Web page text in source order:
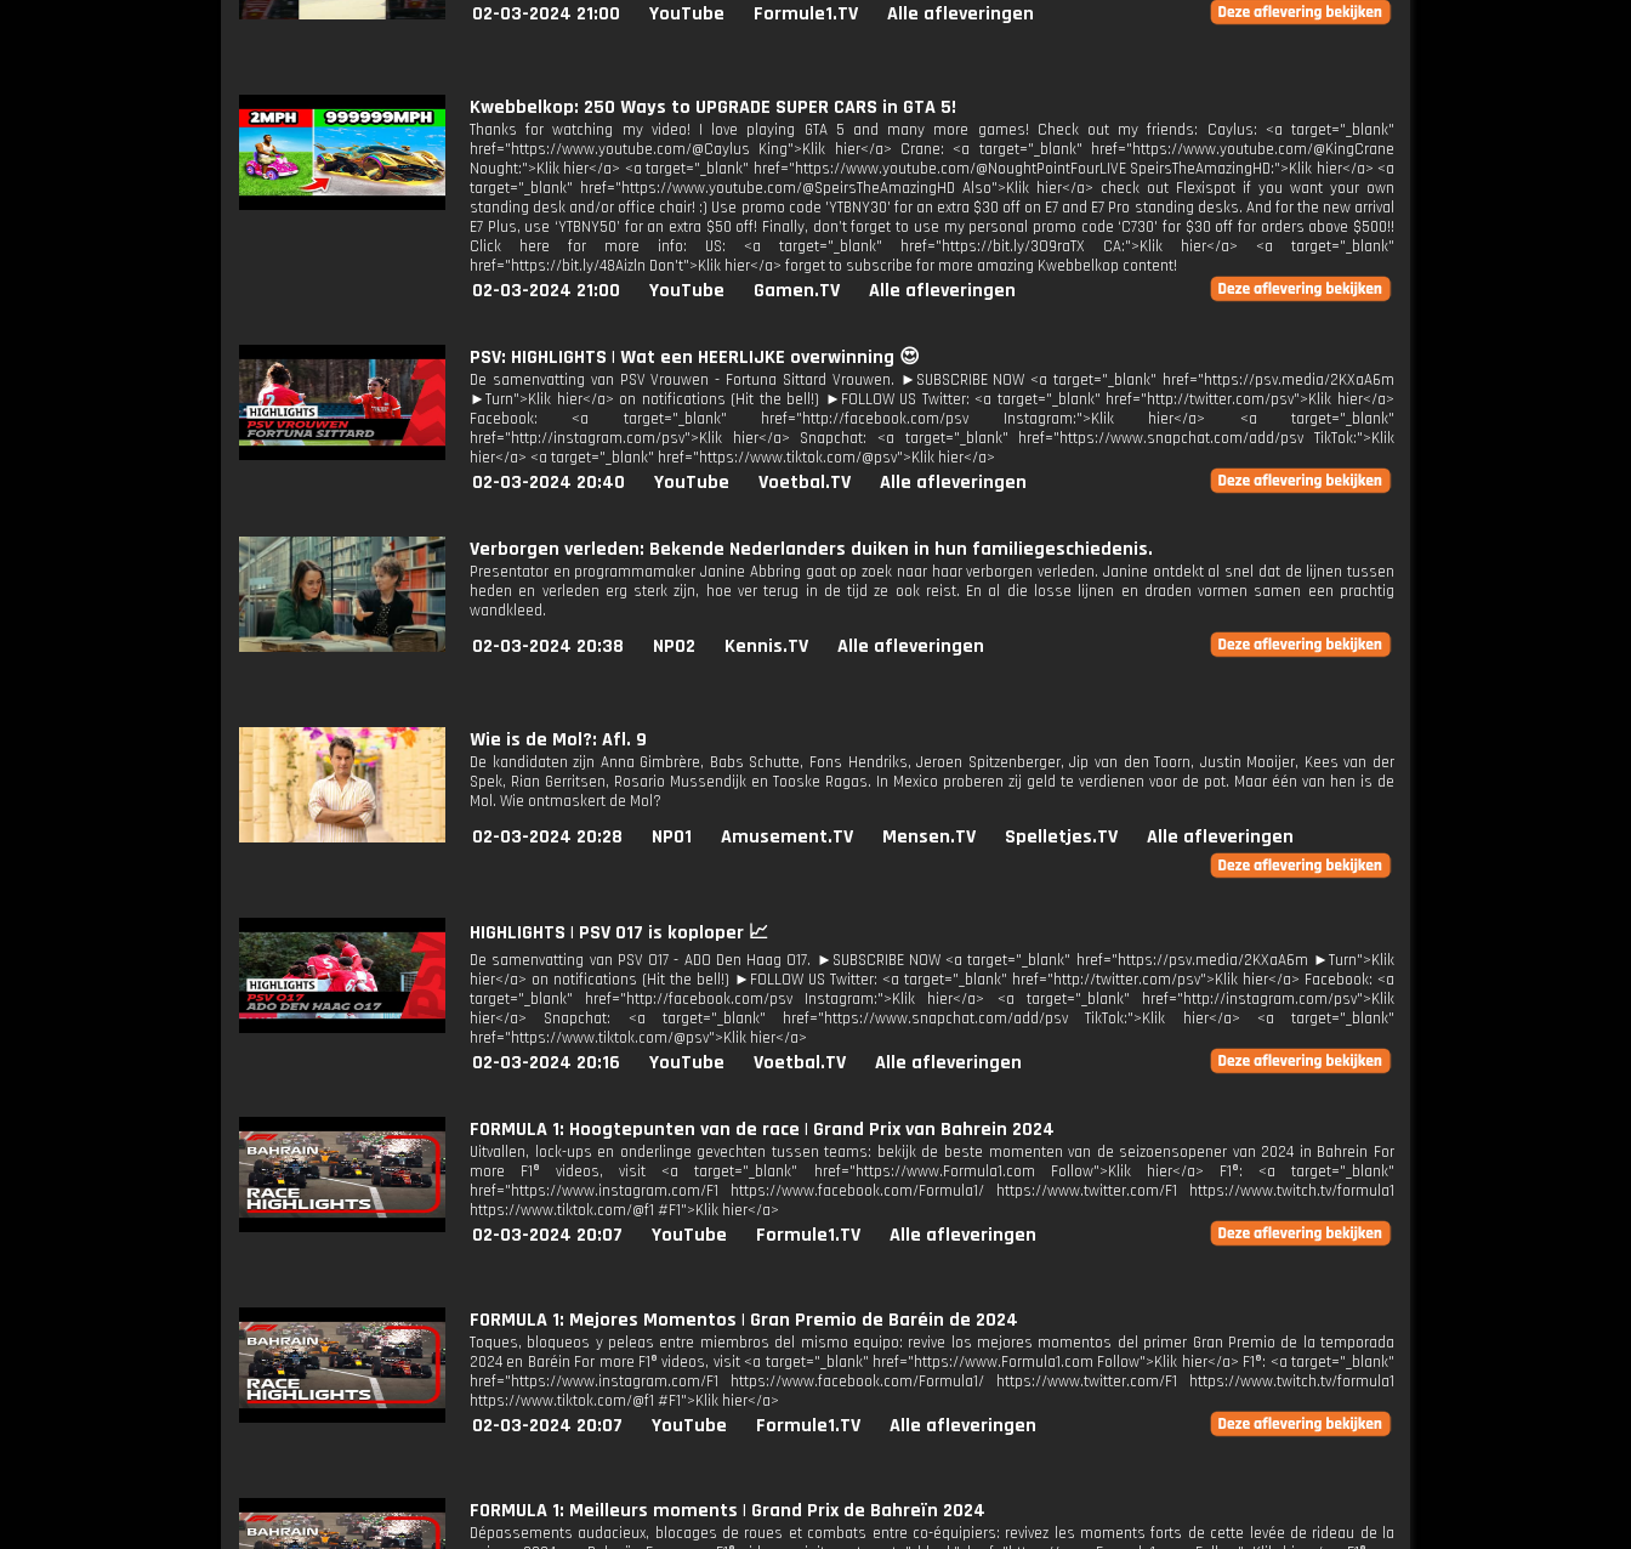
02-03-2024 21:00 YouTube Formule1.TV Alle afleveringen
Kwebbelkop: 250 Ways to UPGRADE SUPER CARS in GTA 5!
Thanks for watching my video! I love playing GTA 5 and many more games! Check out my friends: Caylus: <a target="_blank"
href="https://www.youtube.com/@Caylus King">Klik hier</a> Crane: <a target="_blank" href="https://www.youtube.com/@KingCrane
Nought:">Klik hier</a> <a target="_blank" href="https://www.youtube.com/@NoughtPointFourLIVE SpeirsTheAmazingHD:">Klik hier</a> <a
target="_blank" href="https://www.youtube.com/@SpeirsTheAmazingHD Also">Klik hier</a> check out Flexispot if you want your own
standing desk and/or office chair! :) Use promo code 'YTBNY30' for an extra $30 off on E7 and E7 Pro standing desks. And for the new arrival
E7 Plus, use ‘YTBNY50’ for an extra $50 off! Finally, don’t forget to use my personal promo code ‘C730' for $30 off for orders above $500!!
Click here for more info: US: <a target="_blank" href="https://bit.ly/3O9raTX CA:">Klik hier</a> <a target="_blank"
href="https://bit.ly/48Aizln Don't">Klik hier</a> forget to subscribe for more amazing Kwebbelkop content!
02-03-2024 21:00 YouTube Gamen.TV Alle afleveringen
PSV: HIGHLIGHTS | Wat een HEERLIJKE overwinning 😍
De samenvatting van PSV Vrouwen - Fortuna Sittard Vrouwen. ►SUBSCRIBE NOW <a target="_blank" href="https://psv.media/2KXaA6m
►Turn">Klik hier</a> on notifications (Hit the bell!) ►FOLLOW US Twitter: <a target="_blank" href="http://twitter.com/psv">Klik hier</a>
Facebook: <a target="_blank" href="http://facebook.com/psv Instagram:">Klik hier</a> <a target="_blank"
href="http://instagram.com/psv">Klik hier</a> Snapchat: <a target="_blank" href="https://www.snapchat.com/add/psv TikTok:">Klik
hier</a> <a target="_blank" href="https://www.tiktok.com/@psv">Klik hier</a>
02-03-2024 20:40 YouTube Voetbal.TV Alle afleveringen
Verborgen verleden: Bekende Nederlanders duiken in hun familiegeschiedenis.
Presentator en programmamaker Janine Abbring gaat op zoek naar haar verborgen verleden. Janine ontdekt al snel dat de lijnen tussen
heden en verleden erg sterk zijn, hoe ver terug in de tijd ze ook reist. En al die losse lijnen en draden vormen samen een prachtig
wandkleed.
02-03-2024 20:38 NPO2 Kennis.TV Alle afleveringen
Wie is de Mol?: Afl. 9
De kandidaten zijn Anna Gimbrère, Babs Schutte, Fons Hendriks, Jeroen Spitzenberger, Jip van den Toorn, Justin Mooijer, Kees van der
Spek, Rian Gerritsen, Rosario Mussendijk en Tooske Ragas. In Mexico proberen zij geld te verdienen voor de pot. Maar één van hen is de
Mol. Wie ontmaskert de Mol?
02-03-2024 20:28 NPO1 Amusement.TV Mensen.TV Spelletjes.TV Alle afleveringen
HIGHLIGHTS | PSV O17 is koploper 📈
De samenvatting van PSV O17 - ADO Den Haag O17. ►SUBSCRIBE NOW <a target="_blank" href="https://psv.media/2KXaA6m ►Turn">Klik
hier</a> on notifications (Hit the bell!) ►FOLLOW US Twitter: <a target="_blank" href="http://twitter.com/psv">Klik hier</a> Facebook: <a
target="_blank" href="http://facebook.com/psv Instagram:">Klik hier</a> <a target="_blank" href="http://instagram.com/psv">Klik
hier</a> Snapchat: <a target="_blank" href="https://www.snapchat.com/add/psv TikTok:">Klik hier</a> <a target="_blank"
href="https://www.tiktok.com/@psv">Klik hier</a>
02-03-2024 20:16 YouTube Voetbal.TV Alle afleveringen
FORMULA 1: Hoogtepunten van de race | Grand Prix van Bahrein 2024
Uitvallen, lock-ups en onderlinge gevechten tussen teams: bekijk de beste momenten van de seizoensopener van 2024 in Bahrein For
more F1® videos, visit <a target="_blank" href="https://www.Formula1.com Follow">Klik hier</a> F1®: <a target="_blank"
href="https://www.instagram.com/F1 https://www.facebook.com/Formula1/ https://www.twitter.com/F1 https://www.twitch.tv/formula1
https://www.tiktok.com/@f1 #F1">Klik hier</a>
02-03-2024 20:07 YouTube Formule1.TV Alle afleveringen
FORMULA 1: Mejores Momentos | Gran Premio de Baréin de 2024
Toques, bloqueos y peleas entre miembros del mismo equipo: revive los mejores momentos del primer Gran Premio de la temporada
2024 en Baréin For more F1® videos, visit <a target="_blank" href="https://www.Formula1.com Follow">Klik hier</a> F1®: <a target="_blank"
href="https://www.instagram.com/F1 https://www.facebook.com/Formula1/ https://www.twitter.com/F1 https://www.twitch.tv/formula1
https://www.tiktok.com/@f1 #F1">Klik hier</a>
02-03-2024 20:07 YouTube Formule1.TV Alle afleveringen
FORMULA 1: Meilleurs moments | Grand Prix de Bahreïn 2024
Dépassements audacieux, blocages de roues et combats entre co-équipiers: revivez les moments forts de cette levée de rideau de la